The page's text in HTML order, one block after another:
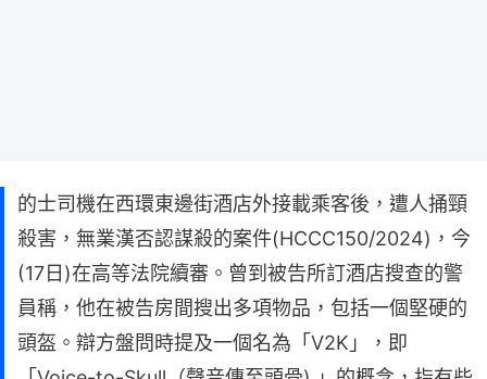
的士司機在西環東邊街酒店外接載乘客後，遭人捅頸
殺害，無業漢否認謀殺的案件(HCCC150/2024)，今
(17日)在高等法院續審。曾到被告所訂酒店搜查的警
員稱，他在被告房間搜出多項物品，包括一個堅硬的
頭盔。辯方盤問時提及一個名為「V2K」，即